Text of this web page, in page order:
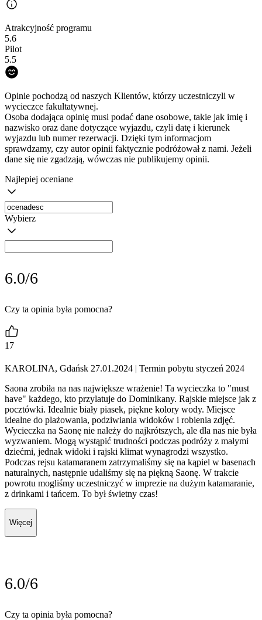
Atrakcyjność programu
5.6
Pilot
5.5
Opinie pochodzą od naszych Klientów, którzy uczestniczyli w
wycieczce fakultatywnej.
Osoba dodająca opinię musi podać dane osobowe, takie jak imię i
nazwisko oraz dane dotyczące wyjazdu, czyli datę i kierunek
wyjazdu lub numer rezerwacji. Dzięki tym informacjom
sprawdzamy, czy autor opinii faktycznie podróżował z nami. Jeżeli
dane się nie zgadzają, wówczas nie publikujemy opinii.
Najlepiej oceniane
Wybierz
6.0/6
Czy ta opinia była pomocna?
17
KAROLINA, Gdańsk 27.01.2024 | Termin pobytu styczeń 2024
Saona zrobiła na nas największe wrażenie! Ta wycieczka to "must
have" każdego, kto przylatuje do Dominikany. Rajskie miejsce jak z
pocztówki. Idealnie biały piasek, piękne kolory wody. Miejsce
idealne do plażowania, podziwiania widoków i robienia zdjęć.
Wycieczka na Saonę nie należy do najkrótszych, ale dla nas nie była
wyzwaniem. Mogą wystąpić trudności podczas podróży z małymi
dziećmi, jednak widoki i rajski klimat wynagrodzi wszystko.
Podczas rejsu katamaranem zatrzymaliśmy się na kąpiel w basenach
naturalnych, następnie udaliśmy się na piękną Saonę. W trakcie
powrotu mogliśmy uczestniczyć w imprezie na dużym katamaranie,
z drinkami i tańcem. To był świetny czas!
Więcej
6.0/6
Czy ta opinia była pomocna?